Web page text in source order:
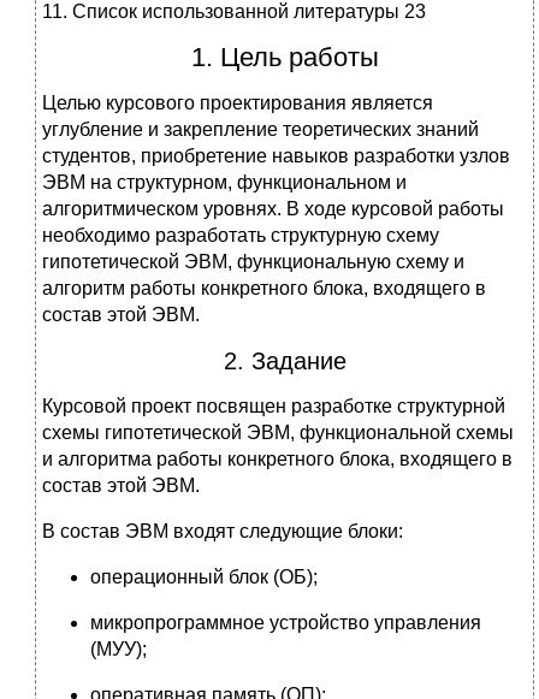
11. Список использованной литературы 23
1. Цель работы
Целью курсового проектирования является
углубление и закрепление теоретических знаний
студентов, приобретение навыков разработки узлов
ЭВМ на структурном, функциональном и
алгоритмическом уровнях. В ходе курсовой работы
необходимо разработать структурную схему
гипотетической ЭВМ, функциональную схему и
алгоритм работы конкретного блока, входящего в
состав этой ЭВМ.
2. Задание
Курсовой проект посвящен разработке структурной
схемы гипотетической ЭВМ, функциональной схемы
и алгоритма работы конкретного блока, входящего в
состав этой ЭВМ.
В состав ЭВМ входят следующие блоки:
операционный блок (ОБ);
микропрограммное устройство управления
(МУУ);